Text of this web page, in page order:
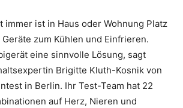
immer ist in Haus oder Wohnung Platz
zum Kühlen und Einfrieren.
eine sinnvolle Lösung, sagt
Brigitte Kluth-Kosnik von
in Berlin. Ihr Test-Team hat 22
auf Herz, Nieren und